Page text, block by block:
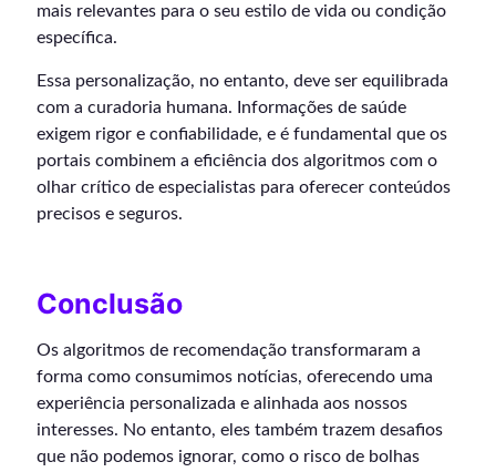
mais relevantes para o seu estilo de vida ou condição
específica.
Essa personalização, no entanto, deve ser equilibrada
com a curadoria humana. Informações de saúde
exigem rigor e confiabilidade, e é fundamental que os
portais combinem a eficiência dos algoritmos com o
olhar crítico de especialistas para oferecer conteúdos
precisos e seguros.
Conclusão
Os algoritmos de recomendação transformaram a
forma como consumimos notícias, oferecendo uma
experiência personalizada e alinhada aos nossos
interesses. No entanto, eles também trazem desafios
que não podemos ignorar, como o risco de bolhas